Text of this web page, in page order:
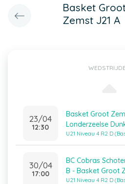
Basket
Zemst J21 A
23/04
12:30
Basket Groot
Londerzeelse
U21 Niveau 4 R2 D
30/04
17:00
BC Cobras
B - Basket Groot
U21 Niveau 4 R2 D